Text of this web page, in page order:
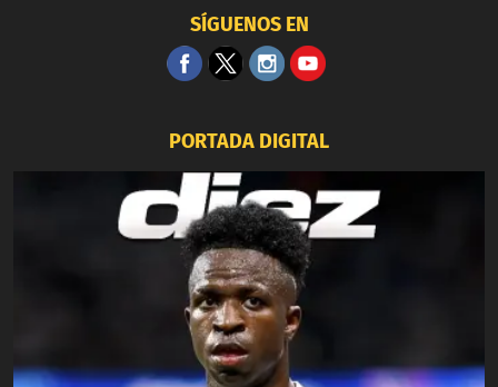
SÍGUENOS EN
PORTADA DIGITAL